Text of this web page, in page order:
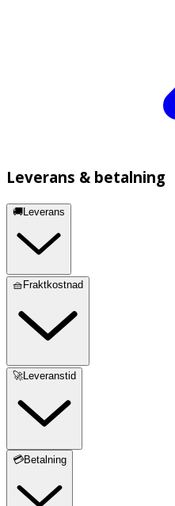
Leverans & betalning
🚚Leverans
🧺Fraktkostnad
🚀Leveranstid
💳Betalning